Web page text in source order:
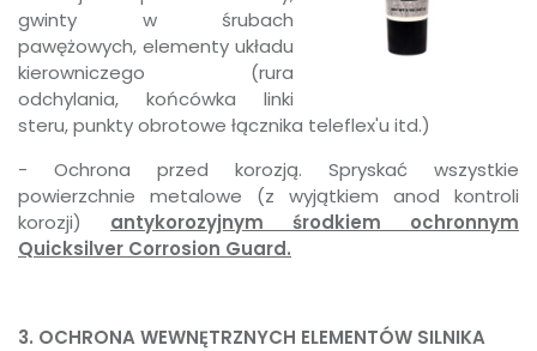
gwinty w śrubach
pawężowych, elementy układu
kierowniczego (rura
odchylania, końcówka linki
steru, punkty obrotowe łącznika teleflex'u itd.)
- Ochrona przed korozją. Spryskać wszystkie
powierzchnie metalowe (z wyjątkiem anod kontroli
korozji) antykorozyjnym środkiem ochronnym
Quicksilver Corrosion Guard.
3. OCHRONA WEWNĘTRZNYCH ELEMENTÓW SILNIKA